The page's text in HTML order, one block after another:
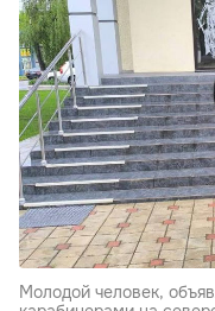
Молодой человек,